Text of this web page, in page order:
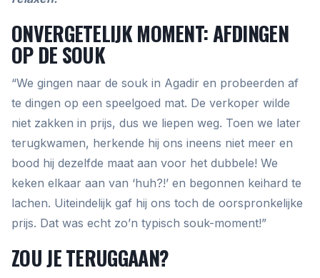
ONVERGETELIJK MOMENT: AFDINGEN
OP DE SOUK
“We gingen naar de souk in Agadir en probeerden af
te dingen op een speelgoed mat. De verkoper wilde
niet zakken in prijs, dus we liepen weg. Toen we later
terugkwamen, herkende hij ons ineens niet meer en
bood hij dezelfde maat aan voor het dubbele! We
keken elkaar aan van ‘huh?!’ en begonnen keihard te
lachen. Uiteindelijk gaf hij ons toch de oorspronkelijke
prijs. Dat was echt zo’n typisch souk-moment!”
ZOU JE TERUGGAAN?